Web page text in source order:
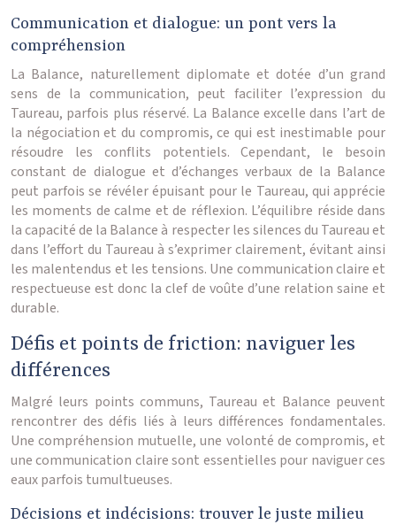
Communication et dialogue: un pont vers la
compréhension
La Balance, naturellement diplomate et dotée d’un grand
sens de la communication, peut faciliter l’expression du
Taureau, parfois plus réservé. La Balance excelle dans l’art de
la négociation et du compromis, ce qui est inestimable pour
résoudre les conflits potentiels. Cependant, le besoin
constant de dialogue et d’échanges verbaux de la Balance
peut parfois se révéler épuisant pour le Taureau, qui apprécie
les moments de calme et de réflexion. L’équilibre réside dans
la capacité de la Balance à respecter les silences du Taureau et
dans l’effort du Taureau à s’exprimer clairement, évitant ainsi
les malentendus et les tensions. Une communication claire et
respectueuse est donc la clef de voûte d’une relation saine et
durable.
Défis et points de friction: naviguer les
différences
Malgré leurs points communs, Taureau et Balance peuvent
rencontrer des défis liés à leurs différences fondamentales.
Une compréhension mutuelle, une volonté de compromis, et
une communication claire sont essentielles pour naviguer ces
eaux parfois tumultueuses.
Décisions et indécisions: trouver le juste milieu